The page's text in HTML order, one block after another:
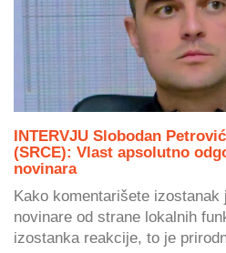
INTERVJU Slobodan
(SRCE): Vlast apsolutno
novinara
Kako komentarišete izostanak
novinare od strane lokalnih
izostanka reakcije, to je